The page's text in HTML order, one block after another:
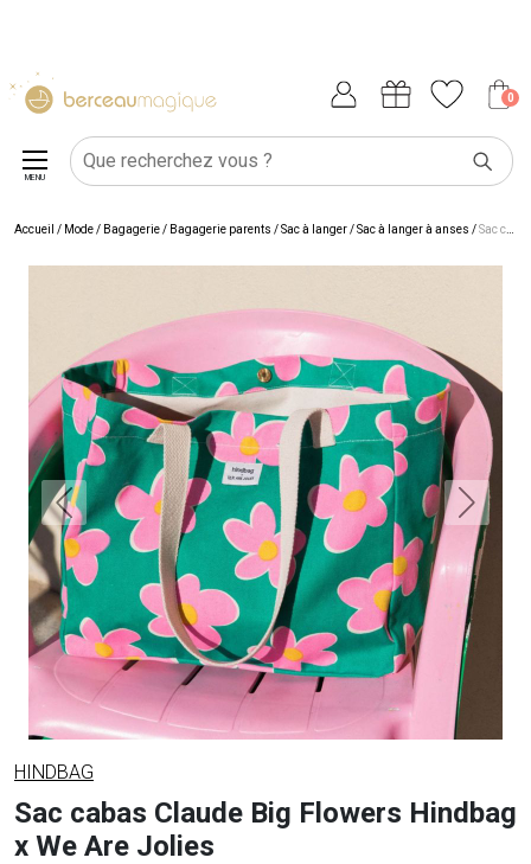
0
MENU
Accueil / Mode / Bagagerie/ Bagagerie parents /Sac à langer/Sac à langer à anses /Sac cabas Claude Big Flowers Hindbag x We Are Jolies
HINDBAG
Sac cabas Claude Big Flowers Hindbag
x We Are Jolies